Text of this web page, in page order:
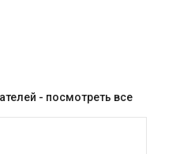
- посмотреть все